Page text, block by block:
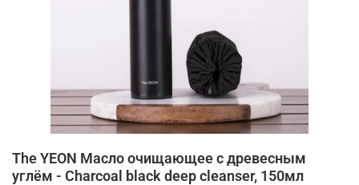
The YEON Масло очищающее с древесным
углём - Charcoal black deep cleanser, 150мл